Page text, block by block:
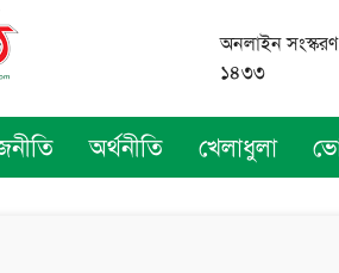
অনলাইন
১৪৩৩
অর্থনীতি খেলাধুলা